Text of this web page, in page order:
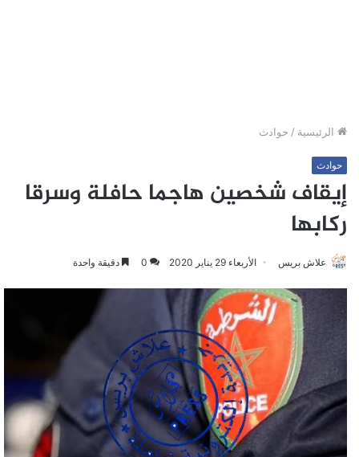
الرئيسية / حوادث
حوادث
إيقاف شخصين هاجما حافلة وسرقا
ركابها
علاش بريس الأربعاء 29 يناير 2020 0 دقيقة واحدة